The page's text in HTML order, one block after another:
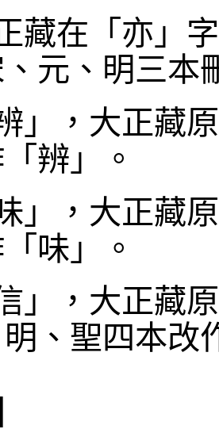
藏在「亦」
元、明三本
辨」，大正藏
辨」。
味」，大正藏
味」。
信」，大正藏
、聖四本改